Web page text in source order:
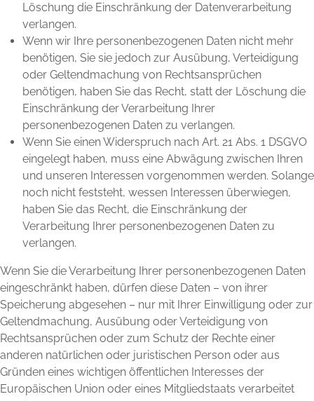
Löschung die Einschränkung der Datenverarbeitung
verlangen.
Wenn wir Ihre personenbezogenen Daten nicht mehr
benötigen, Sie sie jedoch zur Ausübung, Verteidigung
oder Geltendmachung von Rechtsansprüchen
benötigen, haben Sie das Recht, statt der Löschung die
Einschränkung der Verarbeitung Ihrer
personenbezogenen Daten zu verlangen.
Wenn Sie einen Widerspruch nach Art. 21 Abs. 1 DSGVO
eingelegt haben, muss eine Abwägung zwischen Ihren
und unseren Interessen vorgenommen werden. Solange
noch nicht feststeht, wessen Interessen überwiegen,
haben Sie das Recht, die Einschränkung der
Verarbeitung Ihrer personenbezogenen Daten zu
verlangen.
Wenn Sie die Verarbeitung Ihrer personenbezogenen Daten
eingeschränkt haben, dürfen diese Daten – von ihrer
Speicherung abgesehen – nur mit Ihrer Einwilligung oder zur
Geltendmachung, Ausübung oder Verteidigung von
Rechtsansprüchen oder zum Schutz der Rechte einer
anderen natürlichen oder juristischen Person oder aus
Gründen eines wichtigen öffentlichen Interesses der
Europäischen Union oder eines Mitgliedstaats verarbeitet